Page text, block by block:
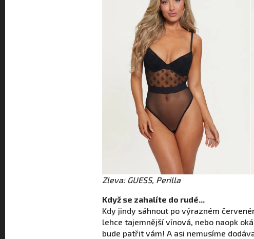
Zleva: GUESS, Perilla
Když se zahalíte do rudé...
Kdy jindy sáhnout po výrazném
lehce tajemnější vínová, nebo naopk
bude patřit vám! A asi nemusíme